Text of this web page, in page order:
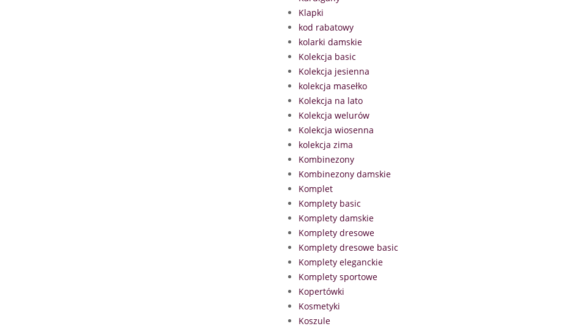
Klapki
kod rabatowy
kolarki damskie
Kolekcja basic
Kolekcja jesienna
kolekcja masełko
Kolekcja na lato
Kolekcja welurów
Kolekcja wiosenna
kolekcja zima
Kombinezony
Kombinezony damskie
Komplet
Komplety basic
Komplety damskie
Komplety dresowe
Komplety dresowe basic
Komplety eleganckie
Komplety sportowe
Kopertówki
Kosmetyki
Koszule